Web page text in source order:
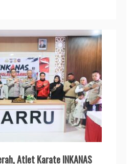
Atlet Karate INKANAS